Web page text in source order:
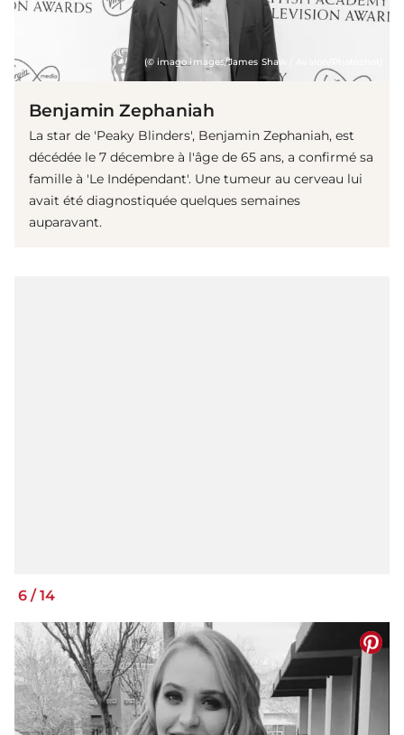
(© imago images/James Shaw / Avalon/Photoshot)
Benjamin Zephaniah
La star de 'Peaky Blinders', Benjamin Zephaniah, est
décédée le 7 décembre à l'âge de 65 ans, a confirmé sa
famille à 'Le Indépendant'. Une tumeur au cerveau lui
avait été diagnostiquée quelques semaines
auparavant.
6 / 14